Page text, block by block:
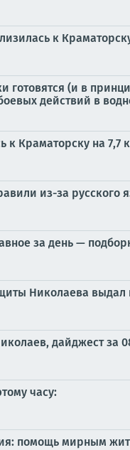
к
готовятся (и в
действий в
к Краматорску на 7,7
из-за русского
за день —
Николаева
дайджест за
часу:
помощь мирным